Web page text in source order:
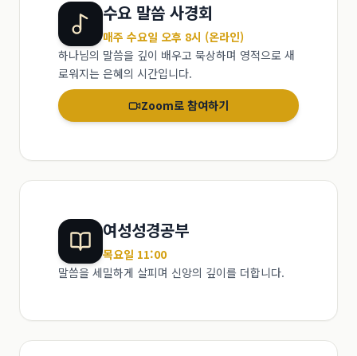
수요 말씀 사경회
매주 수요일 오후 8시 (온라인)
하나님의 말씀을 깊이 배우고 묵상하며 영적으로 새
로워지는 은혜의 시간입니다.
Zoom로 참여하기
여성성경공부
목요일 11:00
말씀을 세밀하게 살피며 신앙의 깊이를 더합니다.